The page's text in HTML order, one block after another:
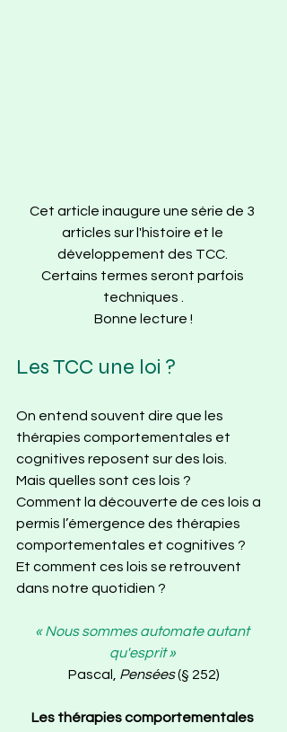
Cet article inaugure une série de 3
articles sur l'histoire et le
développement des TCC.
Certains termes seront parfois
techniques .
Bonne lecture !
Les TCC une loi ?
On entend souvent dire que les
thérapies comportementales et
cognitives reposent sur des lois.
Mais quelles sont ces lois ?
Comment la découverte de ces lois a
permis l’émergence des thérapies
comportementales et cognitives ?
Et comment ces lois se retrouvent
dans notre quotidien ?
« Nous sommes automate autant
qu'esprit »
Pascal, Pensées (§ 252)
Les thérapies comportementales